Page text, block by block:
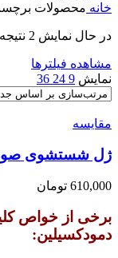
خانه محصولات
در حال نمایش 2 نتیجه
مشاهده فیلترها
نمایش 9
24
36
مقایسه
ژل شستشوی
610,000 تومان
برخی از خواص
دمودکسیلین: